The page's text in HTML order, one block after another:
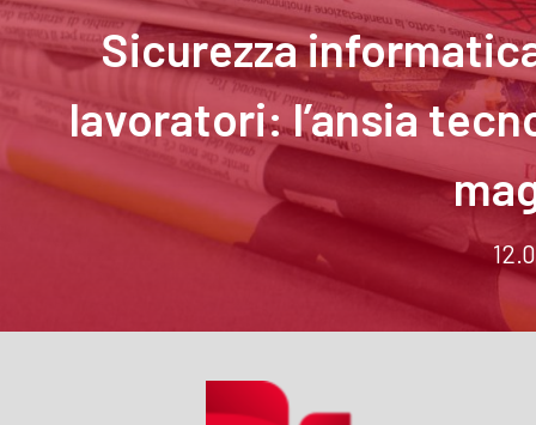
Sicurezza
lavoratori: l’ansia